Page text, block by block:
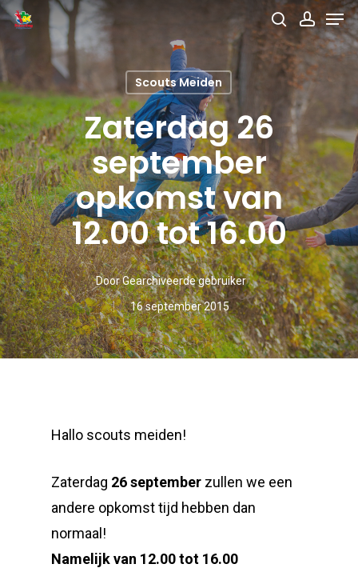
Skip
main
content
search
Scouts Meiden
Zaterdag 26
september
opkomst van
12.00 tot 16.00
DoorGearchiveerde gebruiker
16 september 2015
Hallo scouts meiden!
Zaterdag 26 september zullen we een
andere opkomst tijd hebben dan
normaal!
Namelijk van 12.00 tot 16.00